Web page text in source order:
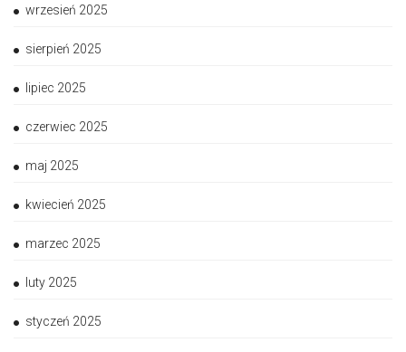
wrzesień 2025
sierpień 2025
lipiec 2025
czerwiec 2025
maj 2025
kwiecień 2025
marzec 2025
luty 2025
styczeń 2025